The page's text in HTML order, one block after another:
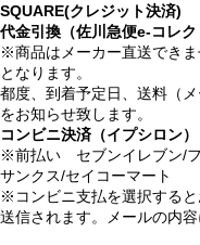
SQUARE(クレジット決済)
代金引換（佐川急便e-コレク
※商品はメーカー直送でき
となります。
都度、到着予定日、送料（
をお知らせ致します。
コンビニ決済（イプシロン）
※前払い セブンイレブン/フ
サンクス/セイコーマート
※コンビニ支払を選択する
送信されます。メールの内